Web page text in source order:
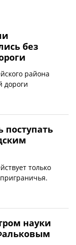
без
района
дороги
поступать
только
науки